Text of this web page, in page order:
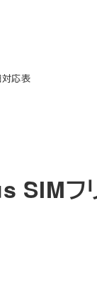
応表
SIMフ